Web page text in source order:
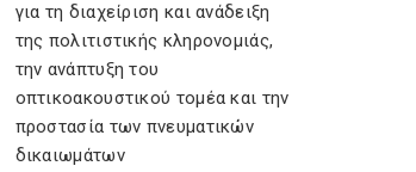
για τη διαχείριση και ανάδειξη
της πολιτιστικής κληρονομιάς,
την ανάπτυξη του
οπτικοακουστικού τομέα και την
προστασία των πνευματικών
δικαιωμάτων